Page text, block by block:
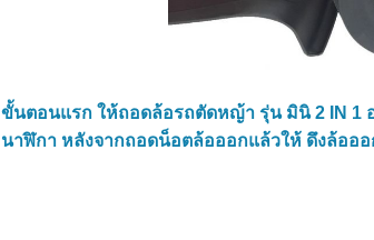
ขั้นตอนแรก ให้ถอดล้อรถตัดหญ้า รุ่น มินิ 2 IN 1
นาฬิกา หลังจากถอดน็อตล้อออกแล้วให้ ดึงล้ออ